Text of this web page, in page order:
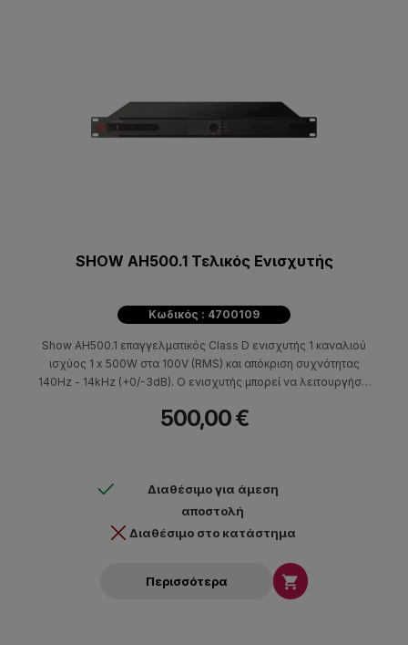
SHOW AH500.1 Τελικός Ενισχυτής
Κωδικός : 4700109
Show AH500.1 επαγγελματικός Class D ενισχυτής 1 καναλιού
ισχύος 1 x 500W στα 100V (RMS) και απόκριση συχνότητας
140Hz - 14kHz (+0/-3dB). Ο ενισχυτής μπορεί να λειτουργήσει
σύνδεση των εισόδων και της εξόδου. H τοπολογία Class D
γραφεία, αίθουσες συνεδριάσεων κ.α.
500,00 €
Διαθέσιμο για άμεση
αποστολή
Διαθέσιμο στο κατάστημα
Περισσότερα 